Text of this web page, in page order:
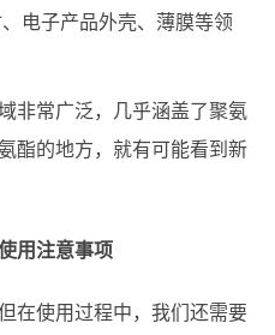
电子产品外壳、薄膜等领
非常广泛，几乎涵盖了聚氨
酯的地方，就有可能看到新
用注意事项
在使用过程中，我们还需要